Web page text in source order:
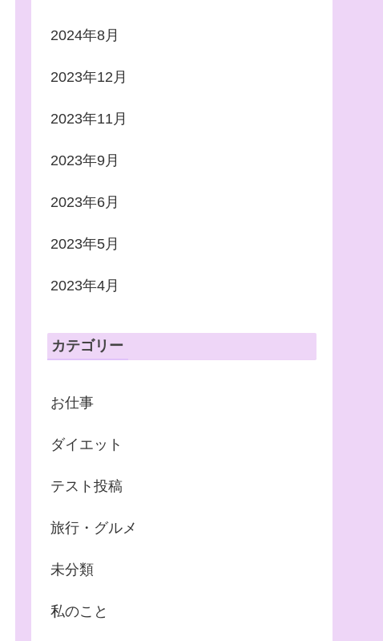
2024年8月
2023年12月
2023年11月
2023年9月
2023年6月
2023年5月
2023年4月
カテゴリー
お仕事
ダイエット
テスト投稿
旅行・グルメ
未分類
私のこと